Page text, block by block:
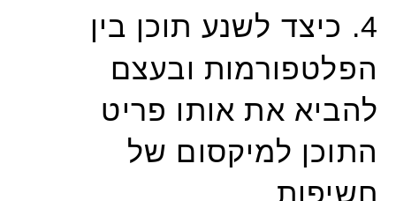
4.
כיצד לשנע תוכן בין
הפלטפורמות ובעצם
להביא את אותו פריט
התוכן למיקסום של
חשיפות